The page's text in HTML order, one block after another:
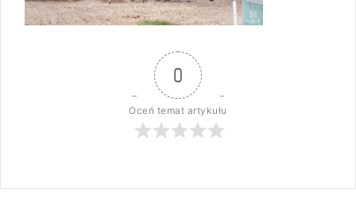
0
Oceń temat artykułu